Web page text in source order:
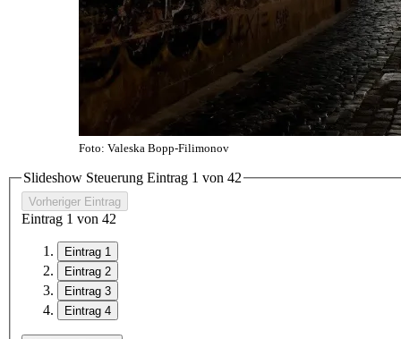
Foto: Valeska Bopp-Filimonov
Slideshow Steuerung Eintrag 1 von 42
Vorheriger Eintrag
Eintrag 1 von 42
Eintrag 1
Eintrag 2
Eintrag 3
Eintrag 4